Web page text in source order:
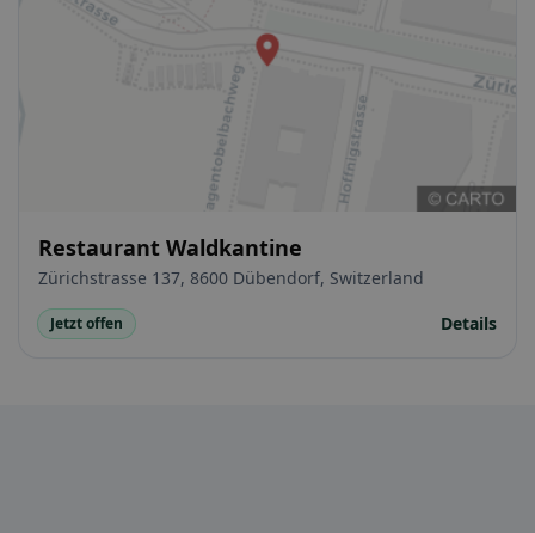
Restaurant Waldkantine
Zürichstrasse 137, 8600 Dübendorf, Switzerland
Jetzt offen Details